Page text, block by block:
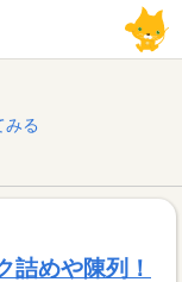
みる
詰めや陳列！